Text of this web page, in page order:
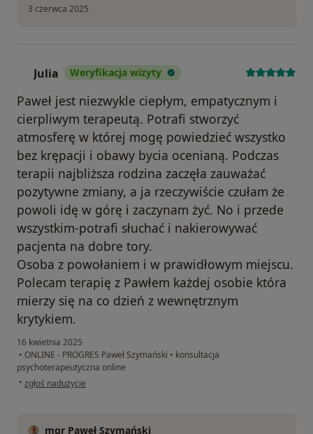
3 czerwca 2025
Julia Weryfikacja wizyty
Paweł jest niezwykle ciepłym, empatycznym i
cierpliwym terapeutą. Potrafi stworzyć
atmosferę w której mogę powiedzieć wszystko
bez krępacji i obawy bycia ocenianą. Podczas
terapii najbliższa rodzina zaczęła zauważać
pozytywne zmiany, a ja rzeczywiście czułam że
powoli idę w górę i zaczynam żyć. No i przede
wszystkim-potrafi słuchać i nakierowywać
pacjenta na dobre tory.
Osoba z powołaniem i w prawidłowym miejscu.
Polecam terapię z Pawłem każdej osobie która
mierzy się na co dzień z wewnętrznym
krytykiem.
16 kwietnia 2025
• ONLINE - PROGRES Paweł Szymański • konsultacja
psychoterapeutyczna online
• w opinii użytkownika Julia
zgłoś nadużycie
mgr Paweł Szymański